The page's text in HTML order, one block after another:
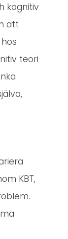
kognitiv
att
teori
KBT,